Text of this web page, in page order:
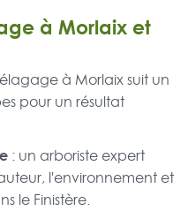
à Morlaix et
à Morlaix suit un
pour un résultat
: un arboriste expert
l'environnement et
le Finistère.